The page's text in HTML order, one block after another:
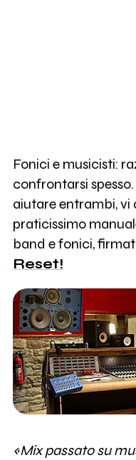
Fonici e musicisti:
confrontarsi
aiutare entrambi,
praticissimo
band e fonici,
Reset!
«Mix passato su